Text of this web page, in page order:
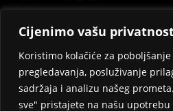
Cijenimo vašu
Koristimo kolačiće za poboljšanje
pregledavanja, posluživanje
sadržaja i analizu našeg
sve" pristajete na našu upotrebu
Home O nama
Odredbe i uvjeti
Design